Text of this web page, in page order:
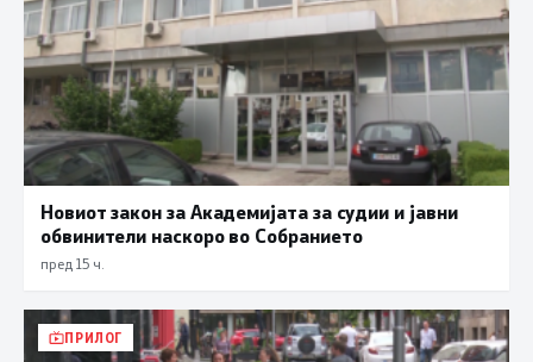
Новиот закон за Академијата за судии и јавни
обвинители наскоро во Собранието
пред 15 ч.
ПРИЛОГ